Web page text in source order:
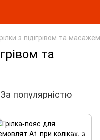
з підігрівом та масажем
та
За популярністю